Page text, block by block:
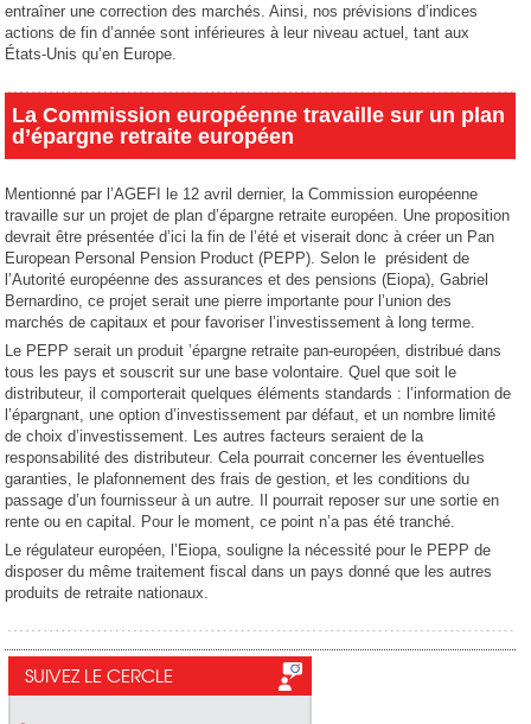
entraîner une correction des marchés. Ainsi, nos prévisions d’indices
actions de fin d’année sont inférieures à leur niveau actuel, tant aux
États-Unis qu’en Europe.
La Commission européenne travaille sur un plan
d’épargne retraite européen
Mentionné par l’AGEFI le 12 avril dernier, la Commission européenne
travaille sur un projet de plan d’épargne retraite européen. Une proposition
devrait être présentée d’ici la fin de l’été et viserait donc à créer un Pan
European Personal Pension Product (PEPP). Selon le président de
l’Autorité européenne des assurances et des pensions (Eiopa), Gabriel
Bernardino, ce projet serait une pierre importante pour l’union des
marchés de capitaux et pour favoriser l’investissement à long terme.
Le PEPP serait un produit ’épargne retraite pan-européen, distribué dans
tous les pays et souscrit sur une base volontaire. Quel que soit le
distributeur, il comporterait quelques éléments standards : l’information de
l’épargnant, une option d’investissement par défaut, et un nombre limité
de choix d’investissement. Les autres facteurs seraient de la
responsabilité des distributeur. Cela pourrait concerner les éventuelles
garanties, le plafonnement des frais de gestion, et les conditions du
passage d’un fournisseur à un autre. Il pourrait reposer sur une sortie en
rente ou en capital. Pour le moment, ce point n’a pas été tranché.
Le régulateur européen, l’Eiopa, souligne la nécessité pour le PEPP de
disposer du même traitement fiscal dans un pays donné que les autres
produits de retraite nationaux.
SUIVEZ LE CERCLE